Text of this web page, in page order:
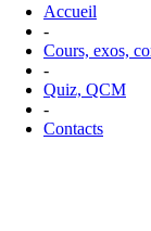
Accueil
-
Cours, exos,
-
Quiz, QCM
-
Contacts